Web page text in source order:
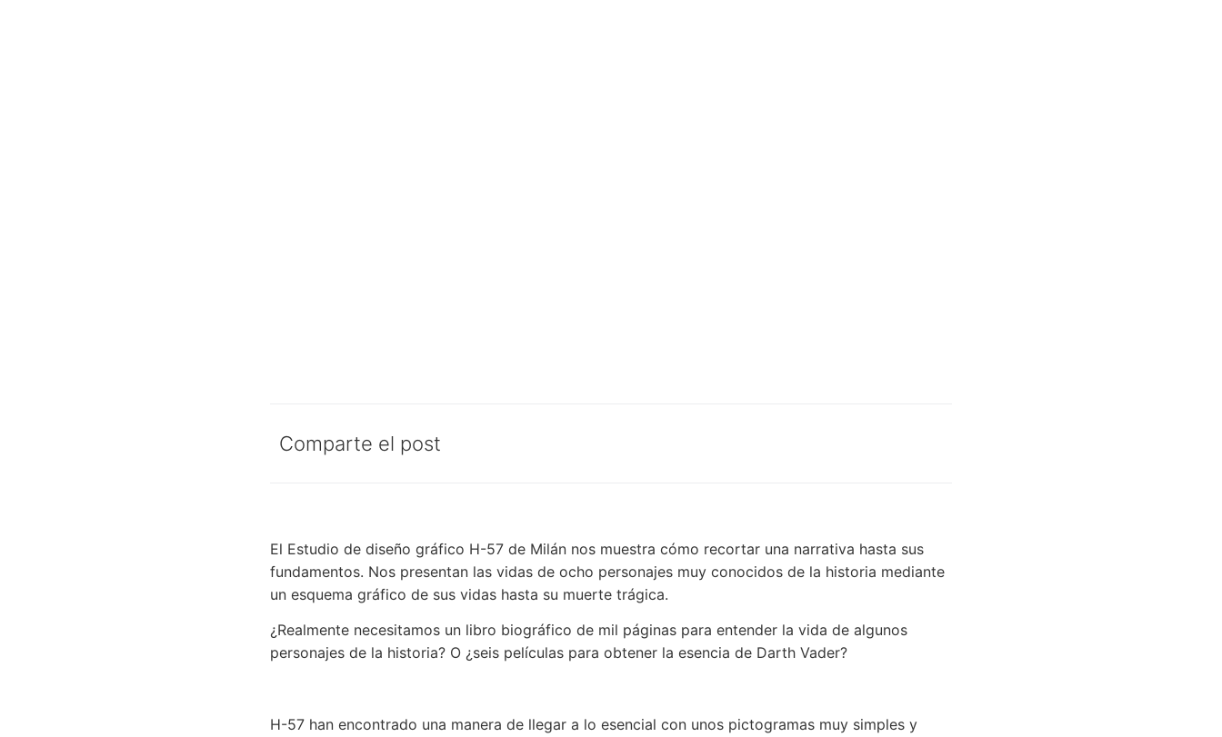
Comparte el post
El Estudio de diseño gráfico H-57 de Milán nos muestra cómo recortar una narrativa hasta sus
fundamentos. Nos presentan las vidas de ocho personajes muy conocidos de la historia mediante
un esquema gráfico de sus vidas hasta su muerte trágica.
¿Realmente necesitamos un libro biográfico de mil páginas para entender la vida de algunos
personajes de la historia? O ¿seis películas para obtener la esencia de Darth Vader?
H-57 han encontrado una manera de llegar a lo esencial con unos pictogramas muy simples y